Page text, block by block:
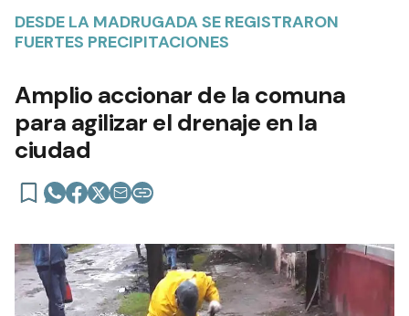
DESDE LA MADRUGADA SE REGISTRARON
FUERTES PRECIPITACIONES
Amplio accionar de la comuna
para agilizar el drenaje en la
ciudad